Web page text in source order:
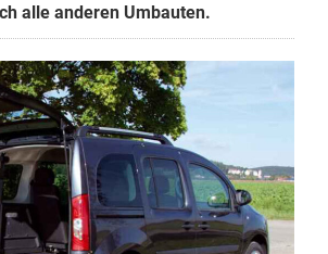
alle anderen Umbauten.